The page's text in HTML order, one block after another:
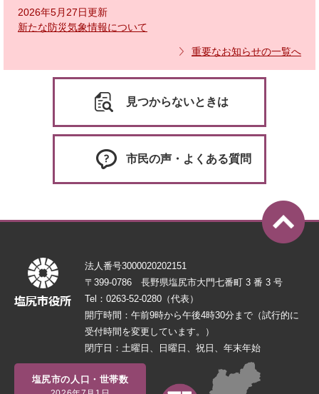
2026年5月27日更新
新たな防災気象情報について
重要なお知らせの一覧へ
見つからないときは
市民の声・よくある質問
法人番号3000020202151
〒399-0786 長野県塩尻市大門七番町 3 番 3 号
Tel：0263-52-0280（代表）
開庁時間：午前9時から午後4時30分まで（試行的に
受付時間を変更しています。）
閉庁日：土曜日、日曜日、祝日、年末年始
塩尻市の人口・世帯数